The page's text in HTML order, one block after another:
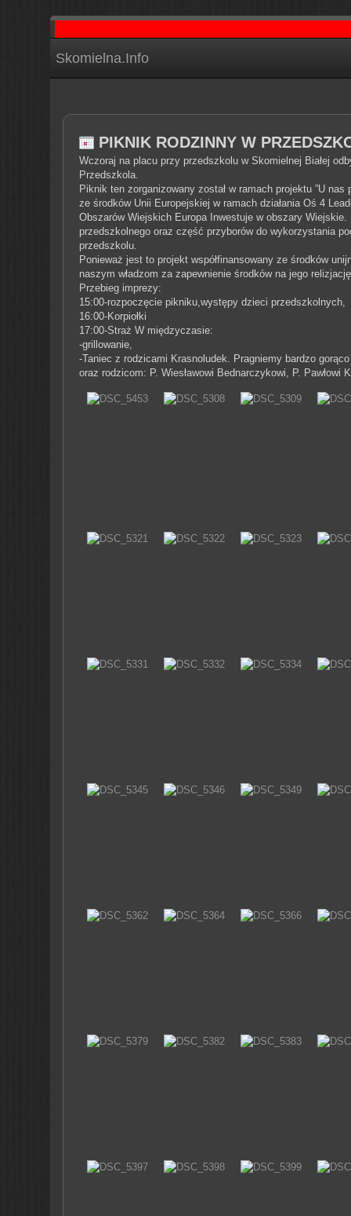
Skomielna.Info
PIKNIK RODZINNY W
Wczoraj na placu przy przedszkolu w Skomielnej Białej
Przedszkola.
Piknik ten zorganizowany został w ramach projektu ”U
ze środków Unii Europejskiej w ramach działania Oś 4
Obszarów Wiejskich Europa Inwestuje w obszary Wiejskie.
przedszkolnego oraz część przyborów do wykorzystania
przedszkolu.
Ponieważ jest to projekt współfinansowany ze środków
naszym władzom za zapewnienie środków na jego
Przebieg imprezy:
15:00-rozpoczęcie pikniku,występy dzieci przedszkolnych,
16:00-Korpiołki
17:00-Straż W międzyczasie:
-grillowanie,
-Taniec z rodzicami Krasnoludek. Pragniemy bardzo
oraz rodzicom: P. Wiesławowi Bednarczykowi, P. Pawłowi